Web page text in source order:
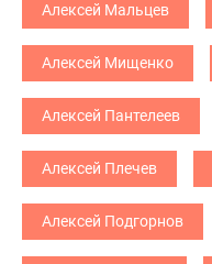
Алексей Мальцев
Алексей Мищенко
Алексей Пантелеев
Алексей Плечев
Алексей Подгорнов